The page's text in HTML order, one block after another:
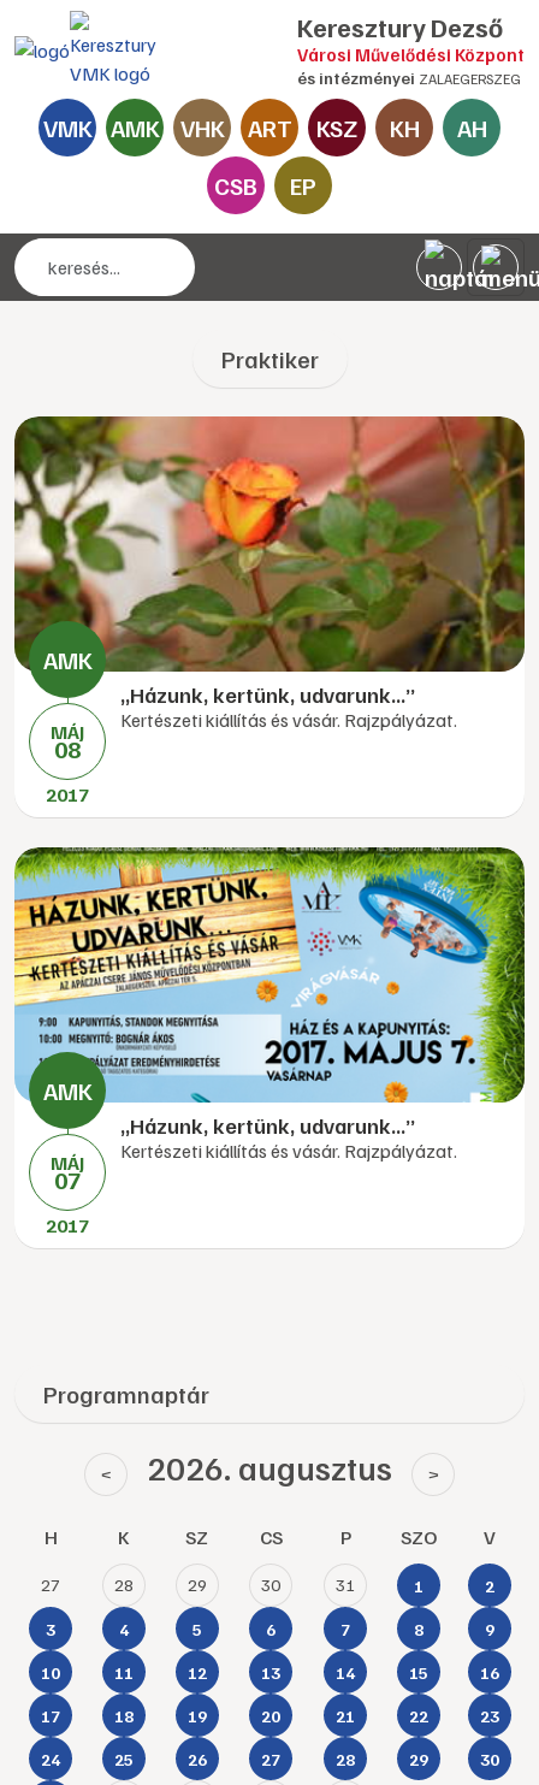
Keresztury Dezső
Városi Művelődési Központ
és intézményei ZALAEGERSZEG
VMK AMK VHK ART KSZ KH
AH
CSB
EP
Praktiker
MÁJ
08
2017
„Házunk, kertünk, udvarunk...”
Kertészeti kiállítás és vásár. Rajzpályázat.
MÁJ
07
2017
„Házunk, kertünk, udvarunk...”
Kertészeti kiállítás és vásár. Rajzpályázat.
Programnaptár
< 2026. augusztus >
H K SZ CS P SZO V
27 28 29 30 31 1 2
3 4 5 6 7 8 9
10 11 12 13 14 15 16
17 18 19 20 21 22 23
24 25 26 27 28 29 30